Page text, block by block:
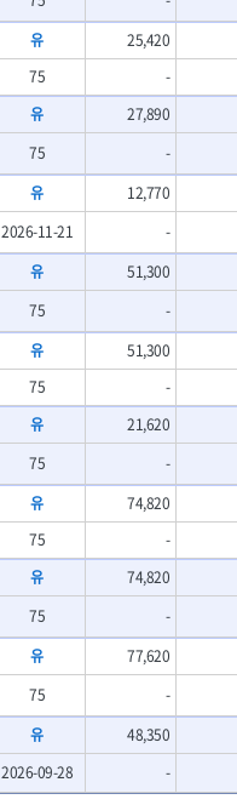
이젠
콰이어트존
유 25,420
75 -
유 27,890
75 -
유 12,770
2026-11-21 -
유 51,300
75 -
유 51,300
75 -
유 21,620
75 -
유 74,820
75 -
유 74,820
75 -
유 77,620
75 -
유 48,350
2026-09-28 -